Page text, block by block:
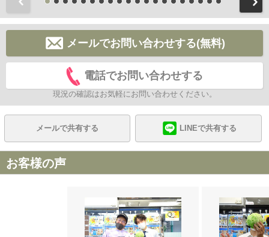
メールでお問い合わせする(無料)
電話でお問い合わせする
現況の確認はお気軽にお問い合わせください。
メールで共有する LINEで共有する
お客様の声